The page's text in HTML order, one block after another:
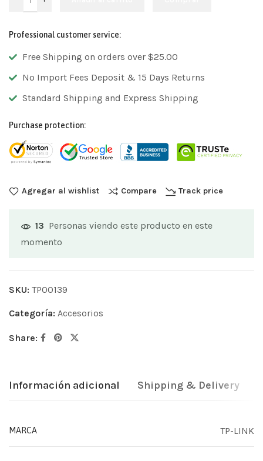
Professional customer service:
Free Shipping on orders over $25.00
No Import Fees Deposit & 15 Days Returns
Standard Shipping and Express Shipping
Purchase protection:
Agregar al wishlist Compare Track price
13 Personas viendo este producto en este
momento
SKU: TP00139
Categoría: Accesorios
Share:
Información adicional Shipping & Delivery
MARCA TP-LINK